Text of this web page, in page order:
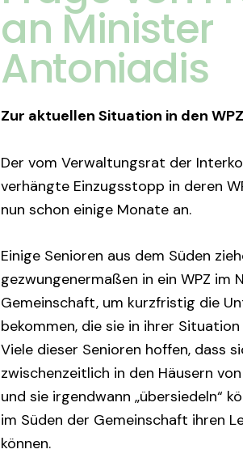
an Minister
Antoniadis
Zur aktuellen Situation in den
Der vom Verwaltungsrat der
verhängte Einzugsstopp in deren
nun schon einige Monate an.
Einige Senioren aus dem Süden
gezwungenermaßen in ein WPZ im
Gemeinschaft, um kurzfristig die
bekommen, die sie in ihrer
Viele dieser Senioren hoffen, dass
zwischenzeitlich in den Häusern
und sie irgendwann „übersiedeln“
im Süden der Gemeinschaft ihren
können.